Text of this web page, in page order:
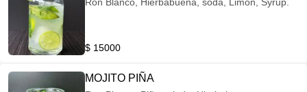
$ 15000
MOJITO PIÑA